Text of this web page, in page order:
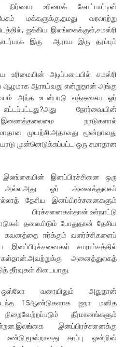
நிர்ணய உரிமைக் கோட்பாட்டின்
மக்களுக்கு,தமது வரலாற்று
ஐக்கிய இலங்கைக்குள்,சமஸ்ரி
இரு ஆராய இரு தரப்பும்
உரிமையின் அடிப்படையில் சமஸ்ரி
ஆழமாக ஆராய்வது என்றுதான் அங்கு
சமயம் அந்த உடன்பாடு எத்தகைய ஓர்
நோர்வையின்
நாடுகளால்
முயற்சி.அதாவது மூன்றாவது
முன்னெடுக்கப்பட்ட ஒரு சமாதான
இலங்கையின் இனப்பிரச்சினை ஒரு
அல்ல.அது ஓர் அனைத்துலகப்
தேசிய இனப்பிரச்சனைகளும்
பிரச்சனைகள்தான்.உள்நாட்டு
தலையிடும் போதுதான் தேசிய
கவனத்தை ஈர்க்கும் வளர்ச்சிகளைப்
இனப்பிரச்சனைகள் சாராம்சத்தில்
அனைத்துலகத்
தீர்வுகள் கிடையாது.
ஒஸ்லோ வரையிலும் அதுதான்
கடந்த 15ஆண்டுகளாக ஐநா மனித
தீர்மானங்களும்
இனப்பிரச்சனைக்கு
தரப்பு ஒன்றின்